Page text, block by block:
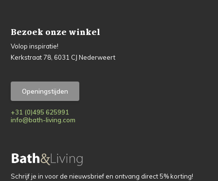
Bezoek onze winkel
Volop inspiratie!
Kerkstraat 78, 6031 CJ Nederweert
Openingstijden
+31 (0)495 625991
info@bath-living.com
Schrijf je in voor de nieuwsbrief en ontvang direct 5% korting!